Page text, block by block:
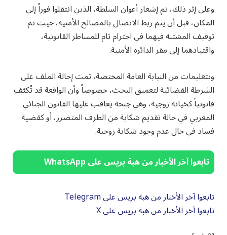
وعلى إثر ذلك، تم إشعار أعوان السلطة، الذين انتقلوا فوراً إلى
المكان، قبل أن يتم ربط الاتصال بالمصالح الأمنية، حيث تم
توقيف المشتبه فيهما في احترام تام للمساطر القانونية،
واقتيادهما إلى مقر الدائرة الأمنية.
وبتعليمات من النيابة العامة المختصة، تمت إحالة الملف على
الشرطة القضائية لتعميق البحث، خصوصاً وأن الواقعة قد تُكيّف
قانونياً كخيانة زوجية، وهي جنحة يعاقب عليها القانون الجنائي
المغربي في حالة تقديم شكاية من الطرف المتضرر، أو كقضية
فساد في حال عدم وجود شكاية زوجية.
تابعوا آخر الأخبار من هبة بريس على WhatsApp
تابعوا آخر الأخبار من هبة بريس على Telegram
تابعوا آخر الأخبار من هبة بريس على X